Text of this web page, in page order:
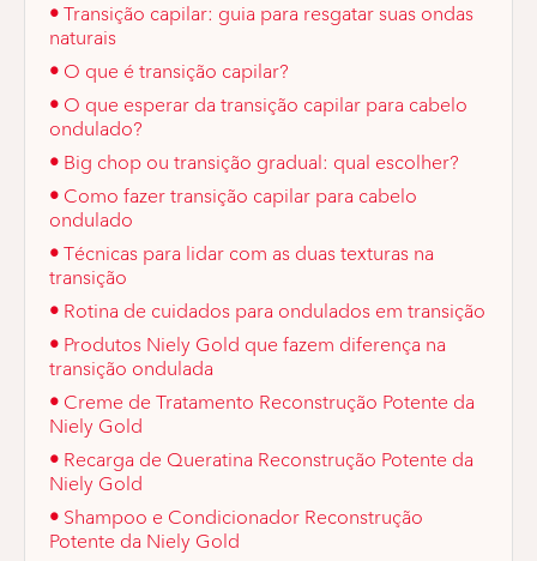
• Transição capilar: guia para resgatar suas ondas
naturais
• O que é transição capilar?
• O que esperar da transição capilar para cabelo
ondulado?
• Big chop ou transição gradual: qual escolher?
• Como fazer transição capilar para cabelo
ondulado
• Técnicas para lidar com as duas texturas na
transição
• Rotina de cuidados para ondulados em transição
• Produtos Niely Gold que fazem diferença na
transição ondulada
• Creme de Tratamento Reconstrução Potente da
Niely Gold
• Recarga de Queratina Reconstrução Potente da
Niely Gold
• Shampoo e Condicionador Reconstrução
Potente da Niely Gold